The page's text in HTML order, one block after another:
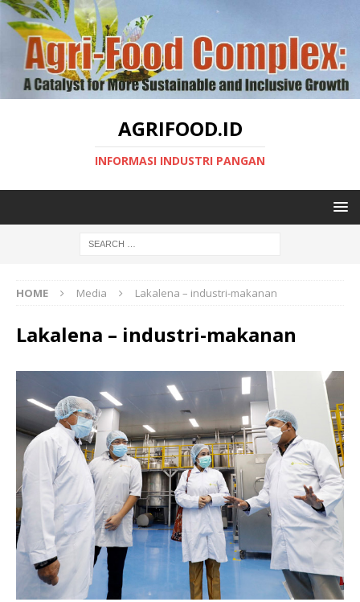
AGRIFOOD.ID
INFORMASI INDUSTRI PANGAN
HOME Media Lakalena – industri-makanan
Lakalena – industri-makanan